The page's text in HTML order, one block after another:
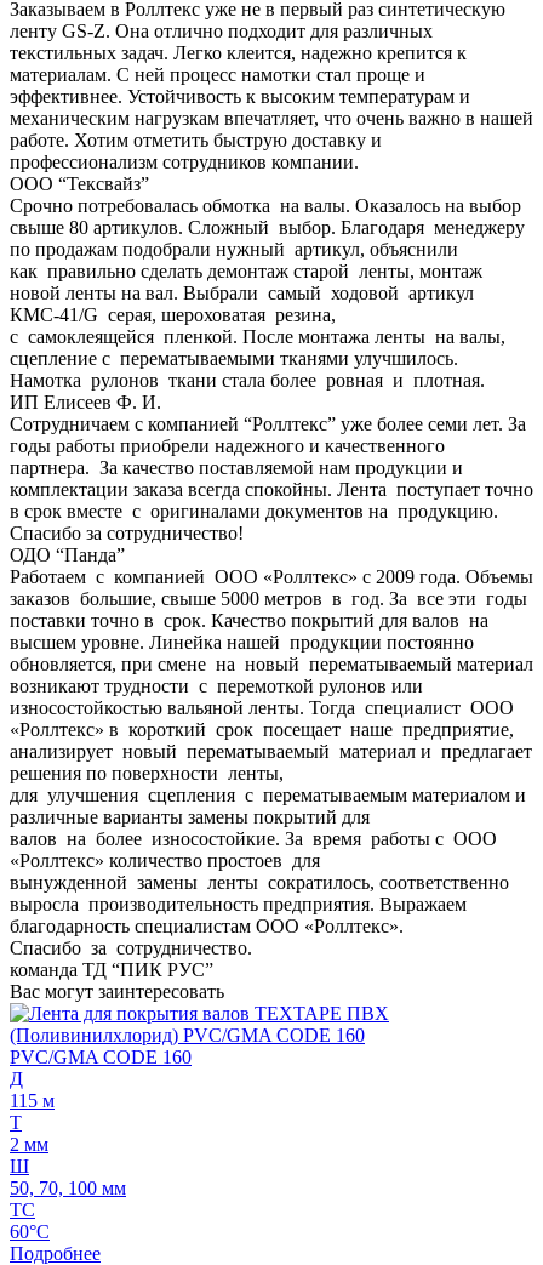
Заказываем в Роллтекс уже не в первый раз синтетическую
ленту GS-Z. Она отлично подходит для различных
текстильных задач. Легко клеится, надежно крепится к
материалам. С ней процесс намотки стал проще и
эффективнее. Устойчивость к высоким температурам и
механическим нагрузкам впечатляет, что очень важно в нашей
работе. Хотим отметить быструю доставку и
профессионализм сотрудников компании.
ООО “Тексвайз”
Срочно потребовалась обмотка на валы. Оказалось на выбор
свыше 80 артикулов. Сложный выбор. Благодаря менеджеру
по продажам подобрали нужный артикул, объяснили
как правильно сделать демонтаж старой ленты, монтаж
новой ленты на вал. Выбрали самый ходовой артикул
КМС-41/G серая, шероховатая резина,
с самоклеящейся пленкой. После монтажа ленты на валы,
сцепление с перематываемыми тканями улучшилось.
Намотка рулонов ткани стала более ровная и плотная.
ИП Елисеев Ф. И.
Сотрудничаем с компанией “Роллтекс” уже более семи лет. За
годы работы приобрели надежного и качественного
партнера. За качество поставляемой нам продукции и
комплектации заказа всегда спокойны. Лента поступает точно
в срок вместе с оригиналами документов на продукцию.
Спасибо за сотрудничество!
ОДО “Панда”
Работаем с компанией ООО «Роллтекс» с 2009 года. Объемы
заказов большие, свыше 5000 метров в год. За все эти годы
поставки точно в срок. Качество покрытий для валов на
высшем уровне. Линейка нашей продукции постоянно
обновляется, при смене на новый перематываемый материал
возникают трудности с перемоткой рулонов или
износостойкостью вальяной ленты. Тогда специалист ООО
«Роллтекс» в короткий срок посещает наше предприятие,
анализирует новый перематываемый материал и предлагает
решения по поверхности ленты,
для улучшения сцепления с перематываемым материалом и
различные варианты замены покрытий для
валов на более износостойкие. За время работы с ООО
«Роллтекс» количество простоев для
вынужденной замены ленты сократилось, соответственно
выросла производительность предприятия. Выражаем
благодарность специалистам ООО «Роллтекс».
Спасибо за сотрудничество.
команда ТД “ПИК РУС”
Вас могут заинтересовать
PVC/GMA CODE 160
Д
115 м
Т
2 мм
Ш
50, 70, 100 мм
ТС
60°C
Подробнее